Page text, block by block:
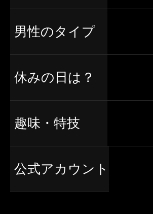
男性のタイプ
休みの日は？
趣味・特技
公式アカウント